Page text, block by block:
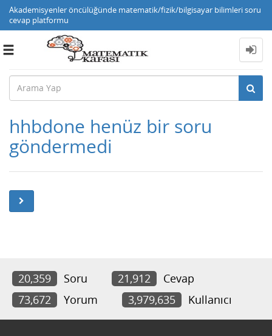
Akademisyenler öncülüğünde matematik/fizik/bilgisayar bilimleri soru
cevap platformu
Toggle
hhbdone henüz bir soru
göndermedi
20,359 Soru 21,912
Cevap
73,672
Yorum 3,979,635 Kullanıcı